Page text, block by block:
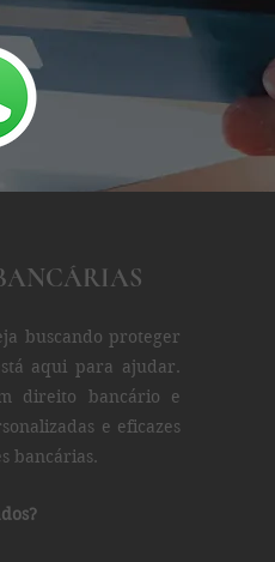
buscando proteger
aqui para ajudar.
direito bancário e
e eficazes
bancárias.